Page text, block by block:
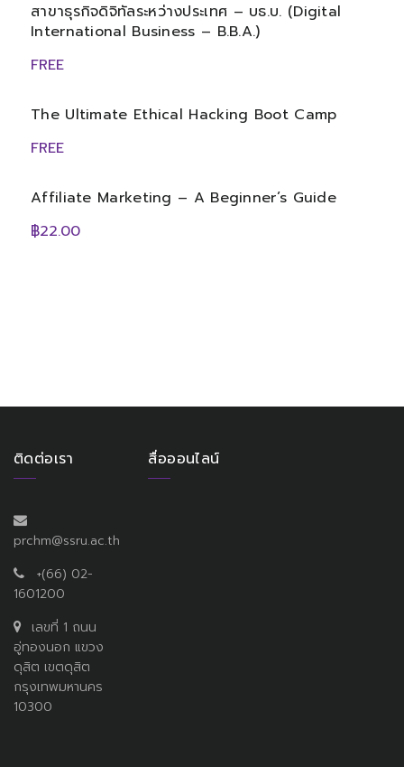
สาขาธุรกิจดิจิทัลระหว่างประเทศ – บธ.บ. (Digital
International Business – B.B.A.)
FREE
The Ultimate Ethical Hacking Boot Camp
FREE
Affiliate Marketing – A Beginner’s Guide
฿22.00
ติดต่อเรา
prchm@ssru.ac.th
+(66) 02-
1601200
เลขที่ 1 ถนน
อู่ทองนอก แขวง
ดุสิต เขตดุสิต
กรุงเทพมหานคร
10300
สื่อออนไลน์